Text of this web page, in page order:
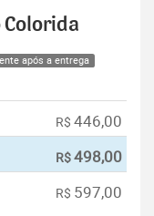
Colorida
após a entrega
R$ 446,00
R$498,00
R$ 597,00